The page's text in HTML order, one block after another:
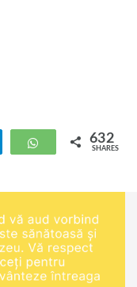
Telegram WhatsApp
632
SHARES